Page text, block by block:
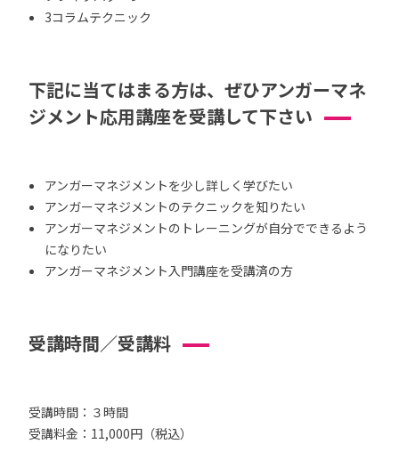
3コラムテクニック
下記に当てはまる方は、ぜひアンガーマネ
ジメント応用講座を受講して下さい
アンガーマネジメントを少し詳しく学びたい
アンガーマネジメントのテクニックを知りたい
アンガーマネジメントのトレーニングが自分でできるよう
になりたい
アンガーマネジメント入門講座を受講済の方
受講時間／受講料
受講時間：３時間
受講料金：11,000円（税込）